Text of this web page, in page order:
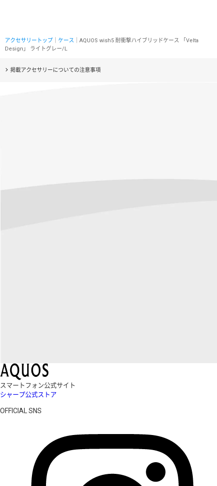
アクセサリートップ ケース ｜AQUOS wish5 耐衝撃ハイブリッドケース 「Velta
Design」 ライトグレー/L
掲載アクセサリーについての注意事項
スマートフォン公式サイト
シャープ公式ストア
OFFICIAL SNS